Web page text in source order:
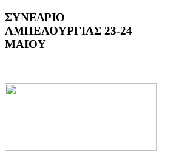
ΣΥΝΕΔΡΙΟ
ΑΜΠΕΛΟΥΡΓΙΑΣ 23-24
ΜΑΙΟΥ